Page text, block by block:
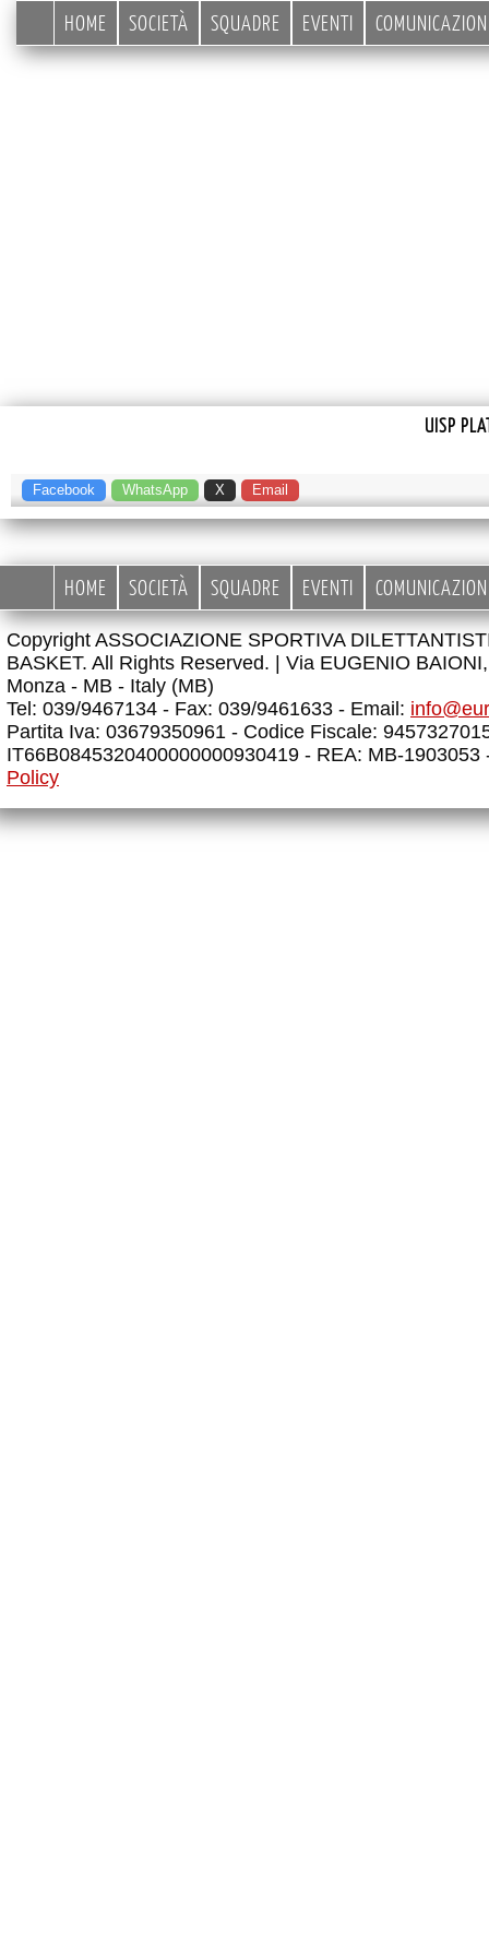
HOME SOCIETÀ SQUADRE EVENTI
UISP
Facebook WhatsApp X Email
HOME SOCIETÀ SQUADRE EVENTI
Copyright ASSOCIAZIONE SPORTIVA
BASKET. All Rights Reserved. | Via EUGENIO
Monza - MB - Italy (MB)
Tel: 039/9467134 - Fax: 039/9461633 - Email:
Partita Iva: 03679350961 - Codice Fiscale:
IT66B0845320400000000930419 - REA: MB-
Policy